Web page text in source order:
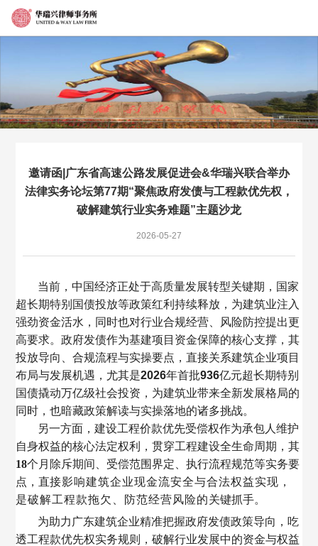
邀请函|广东省高速公路发展促进会&华瑞兴联合举办
法律实务论坛第77期“聚焦政府发债与工程款优先权，
破解建筑行业实务难题”主题沙龙
2026-05-27
当前，中国经济正处于高质量发展转型关键期，国家
超长期特别国债投放等政策红利持续释放， 为建筑业注入
强劲资金活水，同时也对行业合规经营、风险防控提出更
高要求。政府发债作为基建项目资金保障的核心支撑，其
投放导向、合规流程与实操要点，直接关系建筑企业项目
布局与发展机遇，尤其是2026年首批936亿元超长期特别
国债撬动万亿级社会投资，为建筑业带来全新发展格局的
同时，也暗藏政策解读与实操落地的诸多挑战。
另一方面，建设工程价款优先受偿权作为承包人维护
自身权益的核心法定权利，贯穿工程建设全生命周期，其
18个月除斥期间、受偿范围界定、执行流程规范等实务要
点，直接影响建筑企业现金流安全与合法权益实现，
是破解工程款拖欠、防范经营风险的关键抓手。
为助力广东建筑企业精准把握政府发债政策导向，吃
透工程款优先权实务规则，破解行业发展中的资金与权益